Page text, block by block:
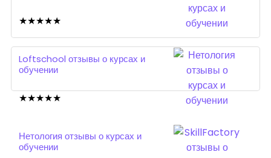
★★★★★
Loftschool отзывы о курсах и
обучении
★★★★★
Нетология отзывы о курсах и
обучении